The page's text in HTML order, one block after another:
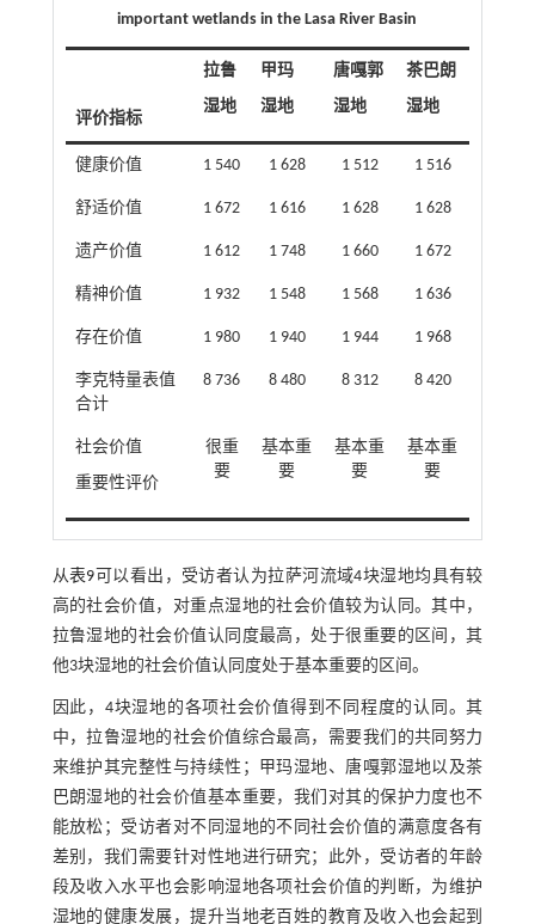
important wetlands in the Lasa River Basin
评价指标
拉鲁
湿地
甲玛
湿地
唐嘎郭
湿地
茶巴朗
湿地
健康价值 1 540 1 628 1 512 1 516
舒适价值 1 672 1 616 1 628 1 628
遗产价值 1 612 1 748 1 660 1 672
精神价值 1 932 1 548 1 568 1 636
存在价值 1 980 1 940 1 944 1 968
李克特量表值
合计
8 736 8 480 8 312 8 420
社会价值
重要性评价
很重
要
基本重
要
基本重
要
基本重
要
从表9 可以看出，受访者认为拉萨河流域4块湿地均具有较
高的社会价值，对重点湿地的社会价值较为认同。其中，
拉鲁湿地的社会价值认同度最高，处于很重要的区间，其
他3块湿地的社会价值认同度处于基本重要的区间。
因此，4块湿地的各项社会价值得到不同程度的认同。其
中，拉鲁湿地的社会价值综合最高，需要我们的共同努力
来维护其完整性与持续性；甲玛湿地、唐嘎郭湿地以及茶
巴朗湿地的社会价值基本重要，我们对其的保护力度也不
能放松；受访者对不同湿地的不同社会价值的满意度各有
差别，我们需要针对性地进行研究；此外，受访者的年龄
段及收入水平也会影响湿地各项社会价值的判断，为维护
湿地的健康发展，提升当地老百姓的教育及收入也会起到